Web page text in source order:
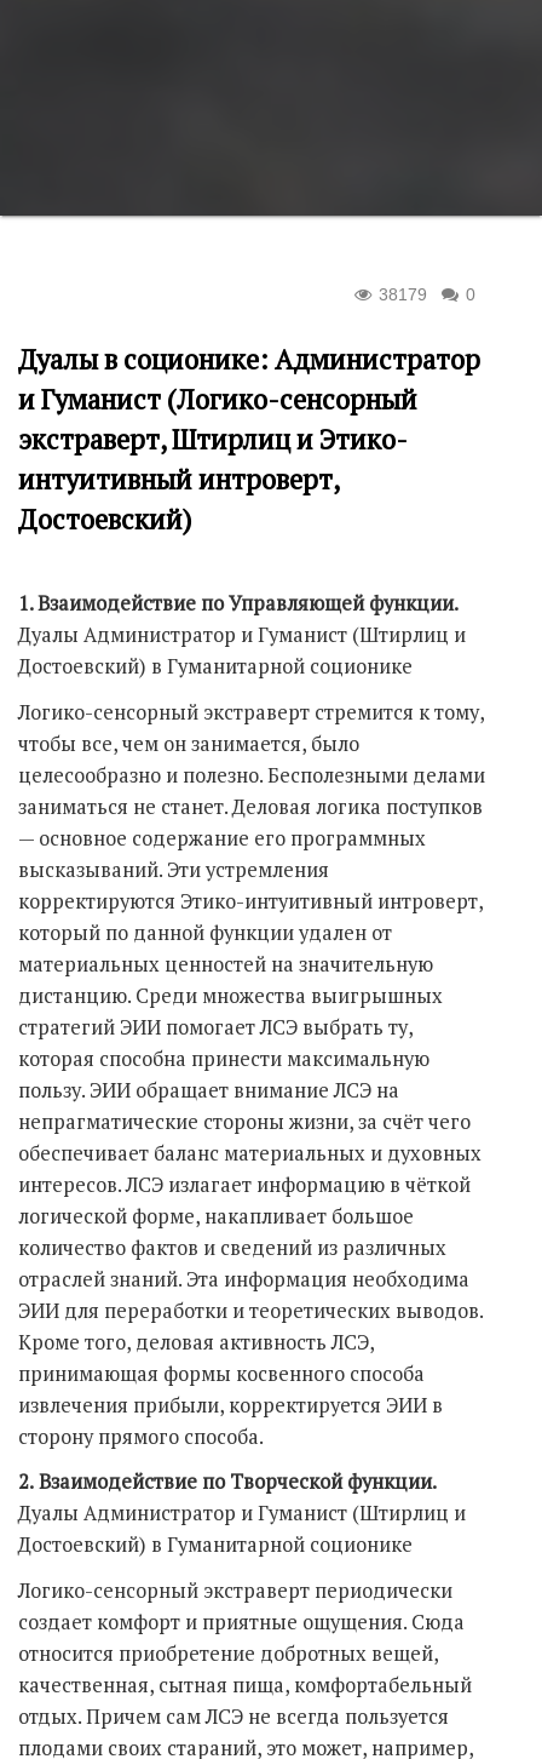
0
38179
Дуалы в соционике: Администратор
и Гуманист (Логико-сенсорный
экстраверт, Штирлиц и Этико-
интуитивный интроверт,
Достоевский)
1. Взаимодействие по Управляющей функции.
Дуалы Администратор и Гуманист (Штирлиц и
Достоевский) в Гуманитарной соционике
Логико-сенсорный экстраверт стремится к тому,
чтобы все, чем он занимается, было
целесообразно и полезно. Бесполезными делами
заниматься не станет. Деловая логика поступков
— основное содержание его программных
высказываний. Эти устремления
корректируются Этико-интуитивный интроверт,
который по данной функции удален от
материальных ценностей на значительную
дистанцию. Среди множества выигрышных
стратегий ЭИИ помогает ЛСЭ выбрать ту,
которая способна принести максимальную
пользу. ЭИИ обращает внимание ЛСЭ на
непрагматические стороны жизни, за счёт чего
обеспечивает баланс материальных и духовных
интересов. ЛСЭ излагает информацию в чёткой
логической форме, накапливает большое
количество фактов и сведений из различных
отраслей знаний. Эта информация необходима
ЭИИ для переработки и теоретических выводов.
Кроме того, деловая активность ЛСЭ,
принимающая формы косвенного способа
извлечения прибыли, корректируется ЭИИ в
сторону прямого способа.
2.Взаимодействие по Творческой функции.
Дуалы Администратор и Гуманист (Штирлиц и
Достоевский) в Гуманитарной соционике
Логико-сенсорный экстраверт периодически
создает комфорт и приятные ощущения. Сюда
относится приобретение добротных вещей,
качественная, сытная пища, комфортабельный
отдых. Причем сам ЛСЭ не всегда пользуется
плодами своих стараний, это может, например,